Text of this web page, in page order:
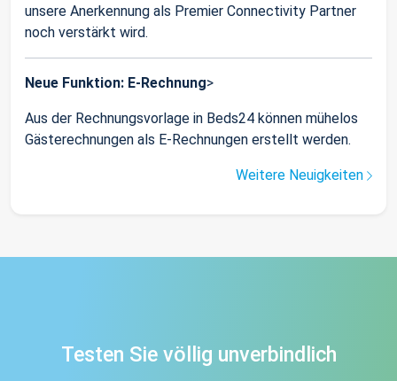
unsere Anerkennung als Premier Connectivity Partner
noch verstärkt wird.
Neue Funktion: E-Rechnung>
Aus der Rechnungsvorlage in Beds24 können mühelos
Gästerechnungen als E-Rechnungen erstellt werden.
Weitere Neuigkeiten
Testen Sie völlig unverbindlich